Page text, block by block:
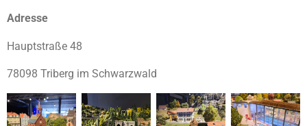
Adresse
Hauptstraße 48
78098 Triberg im Schwarzwald